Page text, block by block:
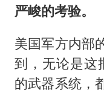
严峻的考验。
美国军方内部
到，无论是这
的武器系统，